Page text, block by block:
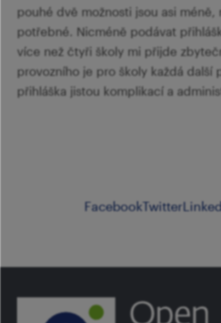
pouhé dvě možnosti jsou asi méně,
potřebné. Nicméně podávat
více než čtyři školy mi přijde
provozního je pro školy každá další
přihláška jistou komplikací a
FacebookTwitter